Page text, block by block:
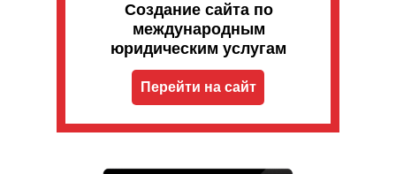
Создание сайта по
международным
юридическим услугам
Перейти на сайт